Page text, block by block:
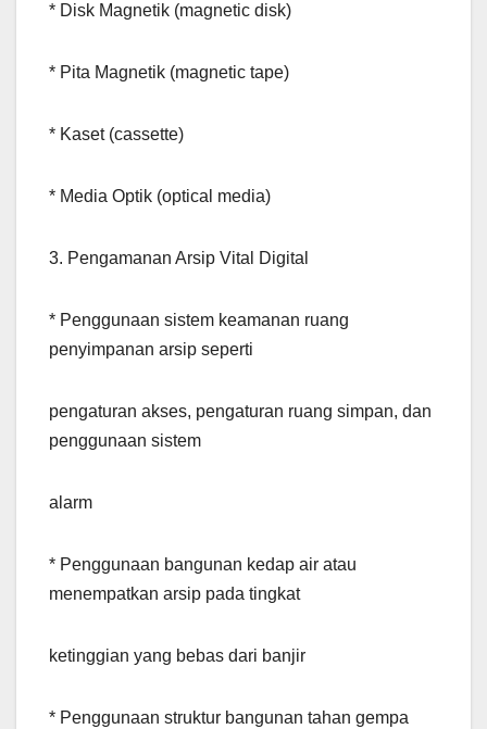
* Disk Magnetik (magnetic disk)
* Pita Magnetik (magnetic tape)
* Kaset (cassette)
* Media Optik (optical media)
3. Pengamanan Arsip Vital Digital
* Penggunaan sistem keamanan ruang
penyimpanan arsip seperti
pengaturan akses, pengaturan ruang simpan, dan
penggunaan sistem
alarm
* Penggunaan bangunan kedap air atau
menempatkan arsip pada tingkat
ketinggian yang bebas dari banjir
* Penggunaan struktur bangunan tahan gempa